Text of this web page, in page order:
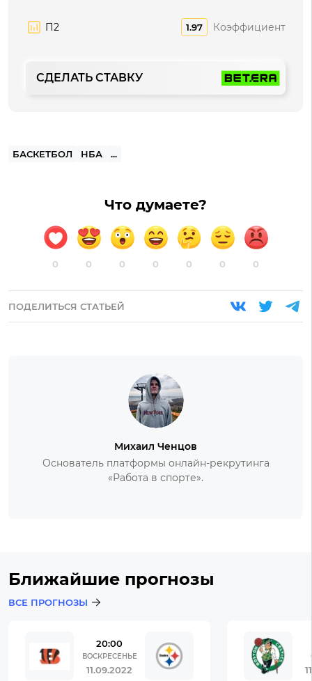
П2 1.97 Коэффициент
СДЕЛАТЬ СТАВКУ
БАСКЕТБОЛ НБА ...
Что думаете?
0 0 0 0 0 0 0
ПОДЕЛИТЬСЯ СТАТЬЕЙ
Михаил Ченцов
Основатель платформы онлайн-рекрутинга
«Работа в спорте».
Ближайшие прогнозы
ВСЕ ПРОГНОЗЫ
20:00
ВОСКРЕСЕНЬЕ
11.09.2022